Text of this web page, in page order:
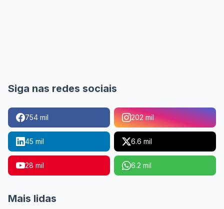
Siga nas redes sociais
754 mil 202 mil
45 mil 6.6 mil
28 mil 6.2 mil
Mais lidas